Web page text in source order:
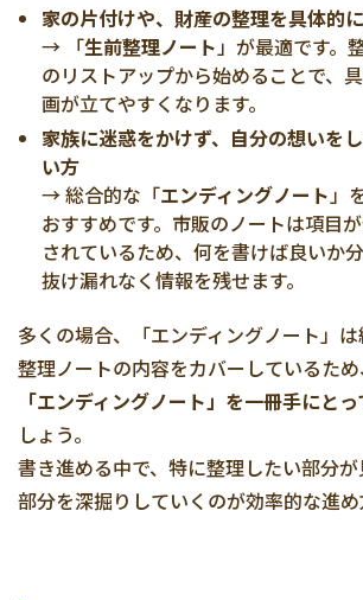
家の片付けや、財産の整理を具体的
→ 「生前整理ノート」が最適です。
のリストアップから始めることで、
画が立てやすくなります。
家族に迷惑をかけず、自分の想いを
い方
→ 総合的な「エンディングノート」
おすすめです。市販のノートは項目
されているため、何を書けば良いか
抜け漏れなく情報を残せます。
多くの場合、「エンディングノート」
整理ノートの内容をカバーしているため
「エンディングノート」を一冊手にとっ
しょう。
書き進める中で、特に整理したい部分
部分を深掘りしていくのが効率的な進め